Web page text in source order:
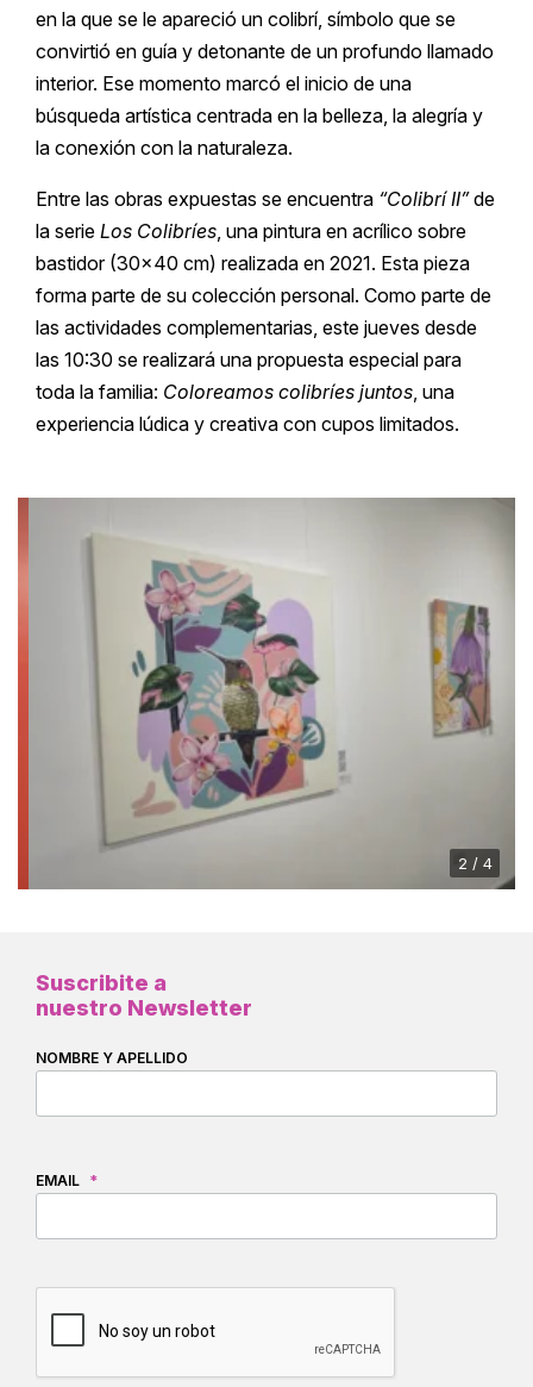
en la que se le apareció un colibrí, símbolo que se
convirtió en guía y detonante de un profundo llamado
interior. Ese momento marcó el inicio de una
búsqueda artística centrada en la belleza, la alegría y
la conexión con la naturaleza.
Entre las obras expuestas se encuentra “Colibrí II”de
la serie Los Colibríes , una pintura en acrílico sobre
bastidor (30×40 cm) realizada en 2021. Esta pieza
forma parte de su colección personal. Como parte de
las actividades complementarias, este jueves desde
las 10:30 se realizará una propuesta especial para
toda la familia: Coloreamos colibríes juntos , una
experiencia lúdica y creativa con cupos limitados.
2 / 4
Suscribite a
nuestro Newsletter
NOMBRE Y APELLIDO
EMAIL *